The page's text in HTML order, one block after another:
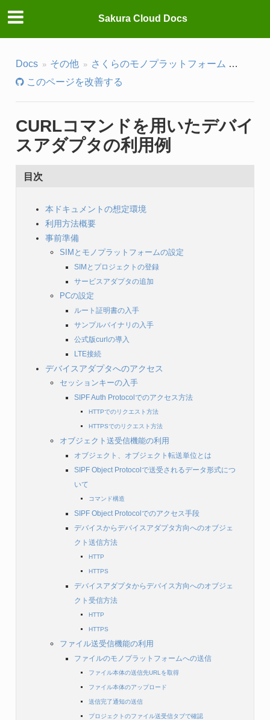
Sakura Cloud Docs
Docs その他 さくらのモノプラットフォーム
このページを改善する
CURLコマンドを用いたデバイ
スアダプタの利用例
目次
本ドキュメントの想定環境
利用方法概要
事前準備
SIMとモノプラットフォームの設定
SIMとプロジェクトの登録
サービスアダプタの追加
PCの設定
ルート証明書の入手
サンプルバイナリの入手
公式版curlの導入
LTE接続
デバイスアダプタへのアクセス
セッションキーの入手
SIPF Auth Protocolでのアクセス方法
HTTPでのリクエスト方法
HTTPSでのリクエスト方法
オブジェクト送受信機能の利用
オブジェクト、オブジェクト転送単位とは
SIPF Object Protocolで送受されるデータ形式につ
いて
コマンド構造
SIPF Object Protocolでのアクセス手段
デバイスからデバイスアダプタ方向へのオブジェ
クト送信方法
HTTP
HTTPS
デバイスアダプタからデバイス方向へのオブジェ
クト受信方法
HTTP
HTTPS
ファイル送受信機能の利用
ファイルのモノプラットフォームへの送信
ファイル本体の送信先URLを取得
ファイル本体のアップロード
送信完了通知の送信
プロジェクトのファイル送受信タブで確認